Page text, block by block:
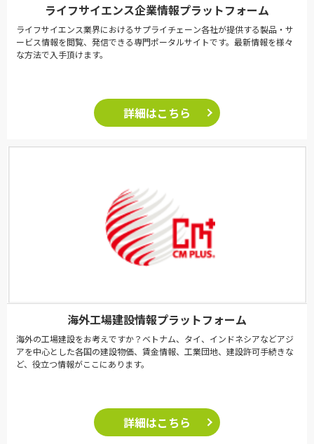
ライフサイエンス企業情報プラットフォーム
ライフサイエンス業界におけるサプライチェーン各社が提供する製品・サ
ービス情報を閲覧、発信できる専門ポータルサイトです。最新情報を様々
な方法で入手頂けます。
詳細はこちら
海外工場建設情報プラットフォーム
海外の工場建設をお考えですか？ベトナム、タイ、インドネシアなどアジ
アを中心とした各国の建設物価、賃金情報、工業団地、建設許可手続きな
ど、役立つ情報がここにあります。
詳細はこちら